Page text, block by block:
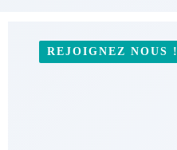
REJOIGNEZ NOUS !